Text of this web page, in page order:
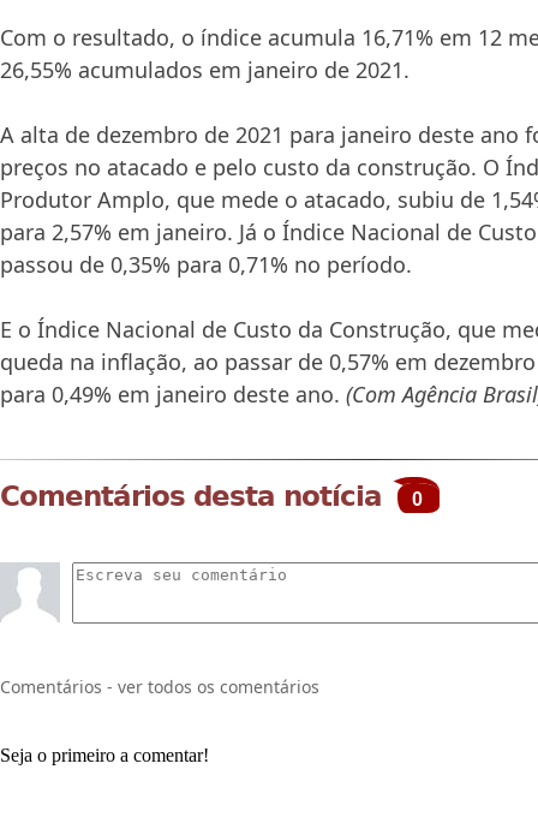
Com o resultado, o índice acumula 16,71% em 12
26,55% acumulados em janeiro de 2021.
A alta de dezembro de 2021 para janeiro deste ano
preços no atacado e pelo custo da construção. O
Produtor Amplo, que mede o atacado, subiu de
para 2,57% em janeiro. Já o Índice Nacional de
passou de 0,35% para 0,71% no período.
E o Índice Nacional de Custo da Construção, que
queda na inflação, ao passar de 0,57% em
para 0,49% em janeiro deste ano. (Com Agência
Comentários desta notícia 0
Comentários - ver todos os comentários
Seja o primeiro a comentar!